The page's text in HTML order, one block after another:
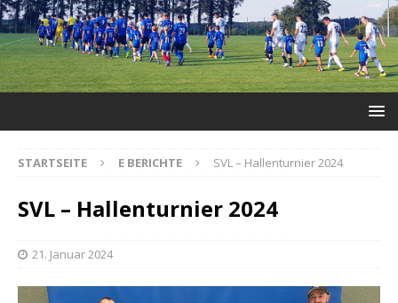
STARTSEITE E BERICHTE SVL – Hallenturnier 2024
SVL – Hallenturnier 2024
21. Januar 2024